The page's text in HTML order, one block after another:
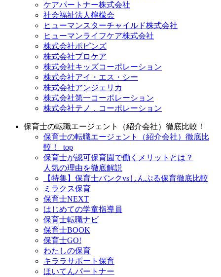
ケアパートナー株式会社
社会福祉法人檸檬会
ヒューマンスターチャイルド株式会社
ヒューマンライフケア株式会社
株式会社ポピンズ
株式会社プロケア
株式会社キッズコーポレーション
株式会社アイ・エス・シー
株式会社アンジェリカ
株式会社第一コーポレーション
株式会社テノ．コーポレーション
保育士の転職エージェント（紹介会社）徹底比較！
保育士の転職エージェント（紹介会社）徹底比
較！_top
保育士が認可保育園で働くメリットとは？
人気の理由を徹底解説
【特集】保育士バンクvsしんぷる保育徹底比較
ミラクス保育
保育⼠NEXT
はじめての学童指導員
保育士転職ナビ
保育士BOOK
保育士GO!
わたしの保育
キララサポート保育
ほいてんパートナー